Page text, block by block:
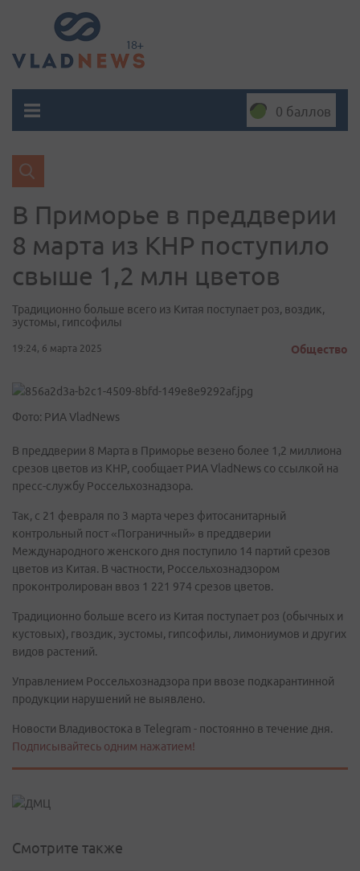
0 баллов
В Приморье в преддверии
8 марта из КНР поступило
свыше 1,2 млн цветов
Традиционно больше всего из Китая поступает роз, воздик,
эустомы, гипсофилы
19:24, 6 марта 2025 Общество
Фото: РИА VladNews
В преддверии 8 Марта в Приморье везено более 1,2 миллиона
срезов цветов из КНР, сообщает РИА VladNews со ссылкой на
пресс-службу Россельхознадзора.
Так, с 21 февраля по 3 марта через фитосанитарный
контрольный пост «Пограничный» в преддверии
Международного женского дня поступило 14 партий срезов
цветов из Китая. В частности, Россельхознадзором
проконтролирован ввоз 1 221 974 срезов цветов.
Традиционно больше всего из Китая поступает роз (обычных и
кустовых), гвоздик, эустомы, гипсофилы, лимониумов и других
видов растений.
Управлением Россельхознадзора при ввозе подкарантинной
продукции нарушений не выявлено.
Новости Владивостока в Telegram - постоянно в течение дня.
Подписывайтесь одним нажатием!
Смотрите также